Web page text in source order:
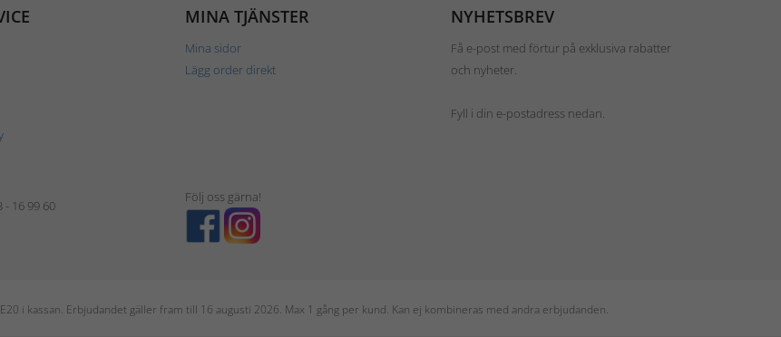
MINA TJÄNSTER
Mina sidor
Lägg order direkt
NYHETSBREV
Få e-post med förtur på exklusiva rabatter
och nyheter.
Fyll i din e-postadress nedan.
16 99 60
Följ oss gärna!
i kassan. Erbjudandet gäller fram till 16 augusti 2026. Max 1 gång per kund. Kan ej kombineras med andra erbjudanden.